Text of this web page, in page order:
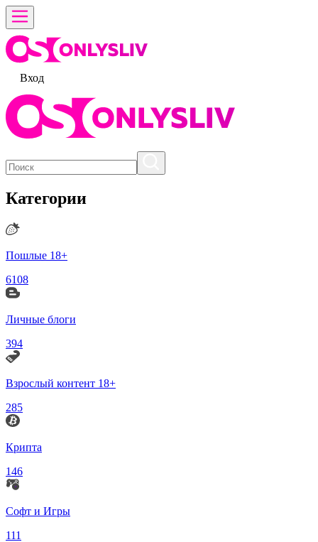
Вход
Категории
Пошлые 18+
6108
Личные блоги
394
Взрослый контент 18+
285
Крипта
146
Софт и Игры
111